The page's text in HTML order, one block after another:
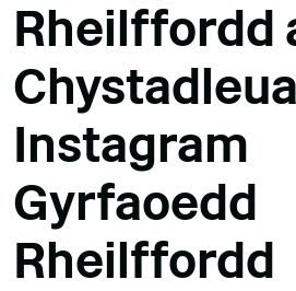
Rheilffordd
Instagram
Gyrfaoedd
Rheilffordd